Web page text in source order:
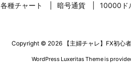
各種チャート 暗号通貨 10000ド
Copyright © 2026 【主婦チャレ】FX初心
WordPress Luxeritas Theme is